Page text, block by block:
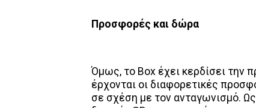
Προσφορές και δώρα
Όμως, το Box έχει κερδίσει την
έρχονται οι διαφορετικές
σε σχέση με τον ανταγωνισμό.